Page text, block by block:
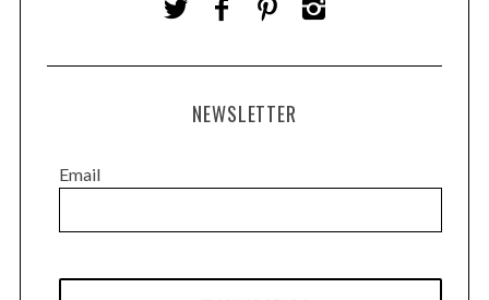
NEWSLETTER
Email